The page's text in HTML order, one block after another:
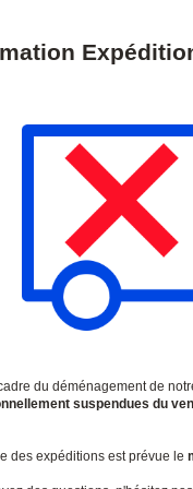
actuellement suspendues
de vitre